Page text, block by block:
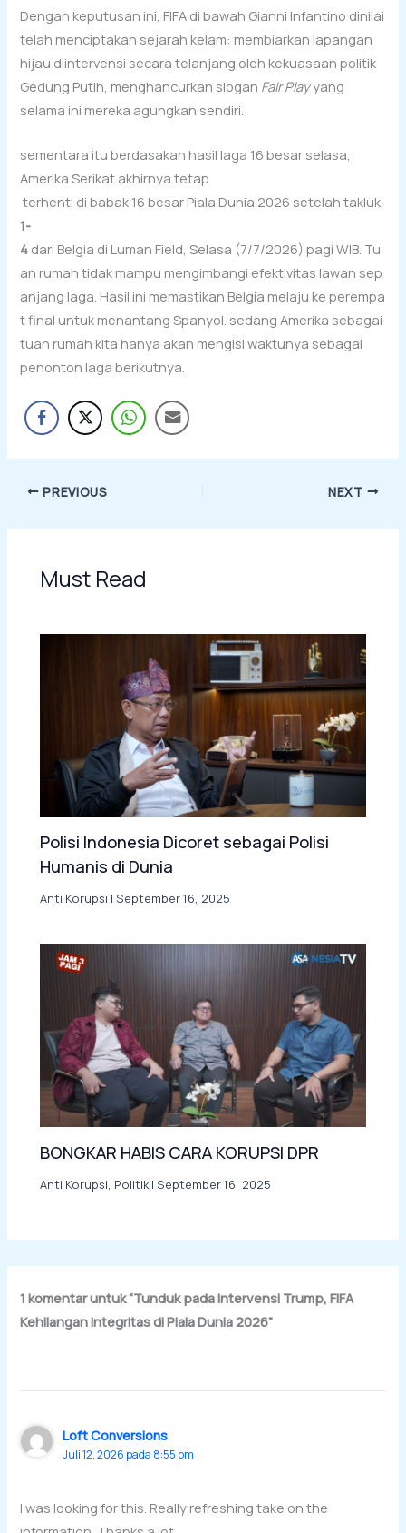
Dengan keputusan ini, FIFA di bawah Gianni Infantino dinilai
telah menciptakan sejarah kelam: membiarkan lapangan
hijau diintervensi secara telanjang oleh kekuasaan politik
Gedung Putih, menghancurkan slogan Fair Playyang
selama ini mereka agungkan sendiri.
sementara itu berdasakan hasil laga 16 besar selasa,
Amerika Serikat akhirnya tetap
terhenti di babak 16 besar Piala Dunia 2026 setelah takluk
1-
4 dari Belgia di Luman Field, Selasa (7/7/2026) pagi WIB. Tu
an rumah tidak mampu mengimbangi efektivitas lawan sep
anjang laga. Hasil ini memastikan Belgia melaju ke perempa
t final untuk menantang Spanyol. sedang Amerika sebagai
tuan rumah kita hanya akan mengisi waktunya sebagai
penonton laga berikutnya.
PREVIOUS NEXT
Must Read
Polisi Indonesia Dicoret sebagai Polisi
Humanis di Dunia
Anti Korupsi |September 16, 2025
BONGKAR HABIS CARA KORUPSI DPR
Anti Korupsi, Politik|September 16, 2025
1 komentar untuk “Tunduk pada Intervensi Trump, FIFA
Kehilangan Integritas di Piala Dunia 2026”
Loft Conversions
Juli 12, 2026 pada 8:55 pm
I was looking for this. Really refreshing take on the